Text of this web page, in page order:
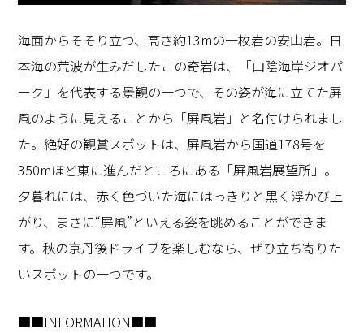
海面からそそり立つ、高さ約13mの一枚岩の安山岩。日
本海の荒波が生みだしたこの奇岩は、「山陰海岸ジオパ
ーク」を代表する景観の一つで、その姿が海に立てた屏
風のように見えることから「屏風岩」と名付けられまし
た。絶好の観賞スポットは、屏風岩から国道178号を
350mほど東に進んだところにある「屏風岩展望所」。
夕暮れには、赤く色づいた海にはっきりと黒く浮かび上
がり、まさに“屏風”といえる姿を眺めることができま
す。秋の京丹後ドライブを楽しむなら、ぜひ立ち寄りた
いスポットの一つです。
■■INFORMATION■■